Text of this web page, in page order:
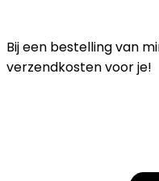
Bij een bestelling van
verzendkosten voor je!